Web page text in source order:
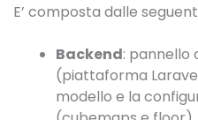
E’ composta dalle
Backend: pannello
(piattaforma
modello e la